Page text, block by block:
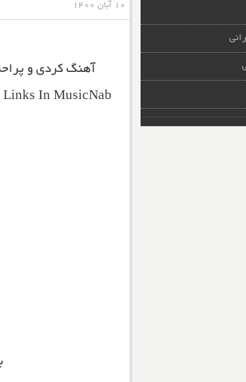
۱۰ آبان ۱۴۰۰
آهنگ کردی و
Links In MusicNab